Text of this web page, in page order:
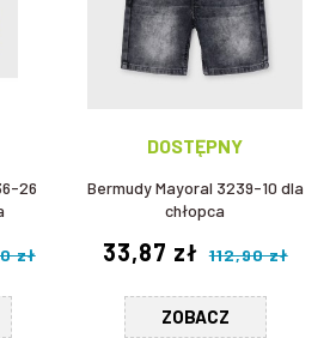
26
zł
DOSTĘPNY
Bermudy Mayoral 3239-10 dla
chłopca
33,87 zł 112,90 zł
ZOBACZ